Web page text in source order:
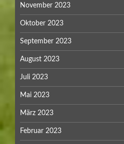
November 2023
Oktober 2023
September 2023
August 2023
Juli 2023
Mai 2023
März 2023
Februar 2023